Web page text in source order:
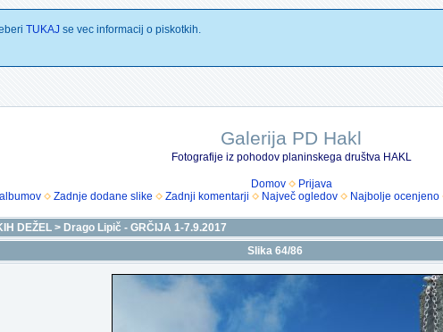
TUKAJ se vec informacij o piskotkih.
Galerija PD Hakl
Fotografije iz pohodov planinskega društva HAKL
Domov
Prijava
Zadnje dodane slike Zadnji komentarji Največ ogledov Najbolje ocenjeno
DEŽEL > Drago Lipič - GRČIJA 1-7.9.2017
Slika 64/86